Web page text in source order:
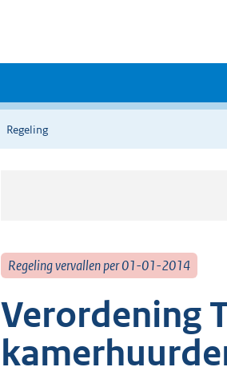
Regeling
Regeling vervallen per 01-01-2014
Verordening